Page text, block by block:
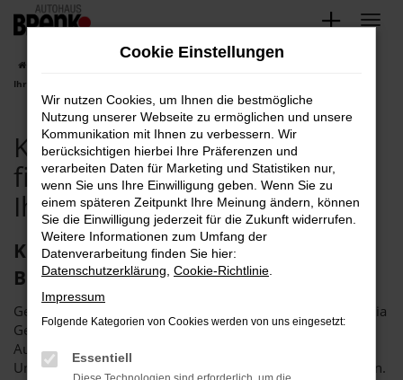
Zum
springen
Kia Gebrauchtwagen kaufen, finanzieren exklusiv bei
Ihrem Kia Händler
Kia Gebrauchtwagen kaufen,
finanzieren exklusiv bei
Ihrem Kia Händler
Kia Gebrauchtwagen – am Besten von
Brenk
Gestatten, Autohaus Brenk. Wir sind Ihre Spezialisten für Kia
Gebrauchtwagen und bieten Ihnen eine außergewöhnliche
Auswahl und einen exzellenten Service. Für unser
Unternehmen spricht vor allem die Erfahrung und Tradition.
Cookie Einstellungen
Wir nutzen Cookies, um Ihnen die bestmögliche
Nutzung unserer Webseite zu ermöglichen und unsere
Kommunikation mit Ihnen zu verbessern. Wir
berücksichtigen hierbei Ihre Präferenzen und
verarbeiten Daten für Marketing und Statistiken nur,
wenn Sie uns Ihre Einwilligung geben. Wenn Sie zu
einem späteren Zeitpunkt Ihre Meinung ändern, können
Sie die Einwilligung jederzeit für die Zukunft widerrufen.
Weitere Informationen zum Umfang der
Datenverarbeitung finden Sie hier:
Datenschutzerklärung Cookie-Richtlinie
Impressum
Folgende Kategorien von Cookies werden von uns eingesetzt:
Essentiell